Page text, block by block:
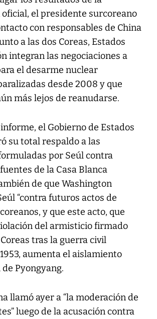
el presidente surcoreano
con responsables de China
a las dos Coreas, Estados
integran las negociaciones a
el desarme nuclear
desde 2008 y que
más lejos de reanudarse.
el Gobierno de Estados
su total respaldo a las
por Seúl contra
de la Casa Blanca
de que Washington
“contra futuros actos de
y que este acto, que
del armisticio firmado
tras la guerra civil
aumenta el aislamiento
Pyongyang.
llamó ayer a “la moderación de
luego de la acusación contra